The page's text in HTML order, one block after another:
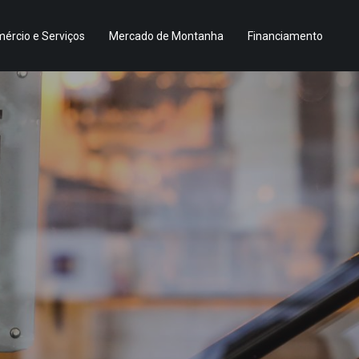
e Serviços Mercado de Montanha Financiamento